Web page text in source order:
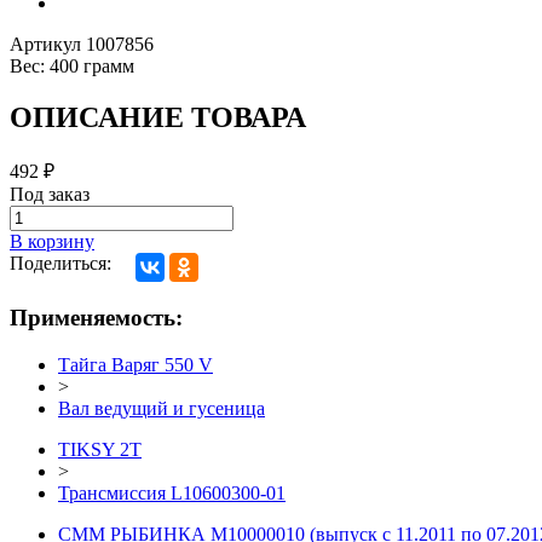
Артикул 1007856
Вес: 400 грамм
ОПИСАНИЕ ТОВАРА
492 ₽
Под заказ
В корзину
Поделиться:
Применяемость:
Тайга Варяг 550 V
>
Вал ведущий и гусеница
TIKSY 2T
>
Трансмиссия L10600300-01
СММ РЫБИНКА M10000010 (выпуск с 11.2011 по